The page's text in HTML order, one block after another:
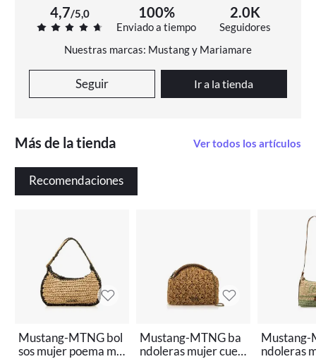
4,7/5,0 100%
Enviado a tiempo
2.0K
Seguidores
Nuestras marcas: Mustang y Mariamare
Seguir Ir a la tienda
Más de la tienda Ver todos los artículos
Recomendaciones
Mustang-MTNG bol
sos mujer poema ma
Mustang-MTNG ba
ndoleras mujer cuev
Mustang-
ndoleras